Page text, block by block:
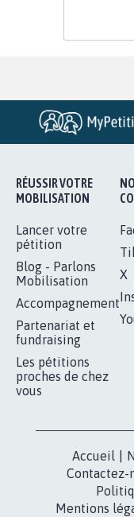
RÉUSSIR VOTRE
MOBILISATION
Lancer votre
pétition
Blog - Parlons
Mobilisation
Accompagnement
Partenariat et
fundraising
Les pétitions
proches de chez
vous
X
Accueil
Contactez-
Mentions